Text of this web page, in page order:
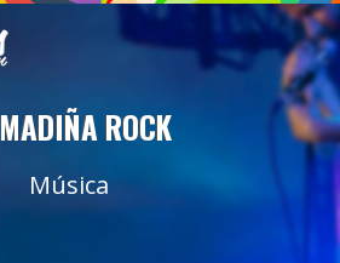
ROCK
Música